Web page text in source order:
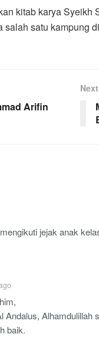
kitab karya
satu kampung
Arifin
jejak anak
Andalus,
baik.